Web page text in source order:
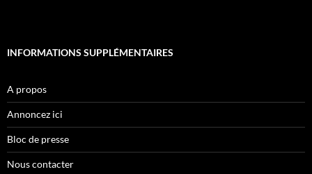
INFORMATIONS SUPPLÉMENTAIRES
A propos
Annoncez ici
Bloc de presse
Nous contacter